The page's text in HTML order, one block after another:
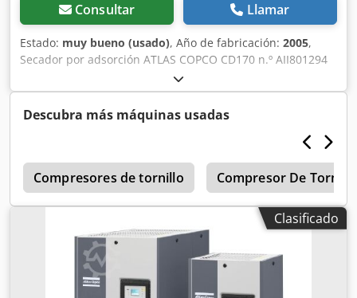
Consultar Llamar
Estado: muy bueno (usado), Año de fabricación: 2005,
Secador por adsorción ATLAS COPCO CD170 n.º AII801294
S014387 11 bares Año 2005 6,12 m³/min ¡NUEVO
COMPRESOR! Dcedszl Uhdspfx Akkok
Descubra más máquinas usadas
Compresores de tornillo Compresor De Tornillo
Clasificado